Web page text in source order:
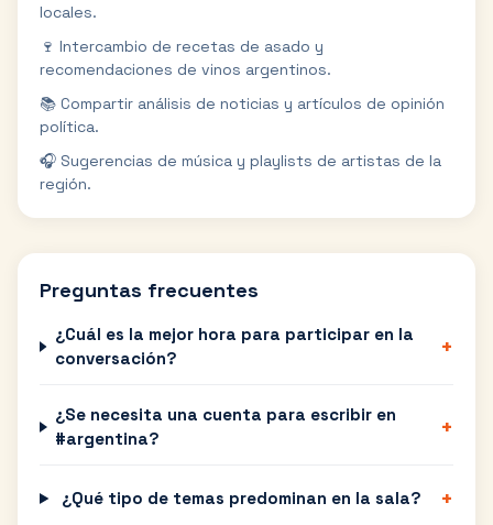
locales.
🍷 Intercambio de recetas de asado y
recomendaciones de vinos argentinos.
📚 Compartir análisis de noticias y artículos de opinión
política.
🎧 Sugerencias de música y playlists de artistas de la
región.
Preguntas frecuentes
¿Cuál es la mejor hora para participar en la
conversación?
+
¿Se necesita una cuenta para escribir en
#argentina?
+
¿Qué tipo de temas predominan en la sala? +